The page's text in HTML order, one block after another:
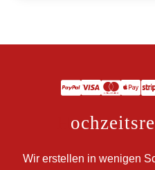
Wir erstellen in wenigen